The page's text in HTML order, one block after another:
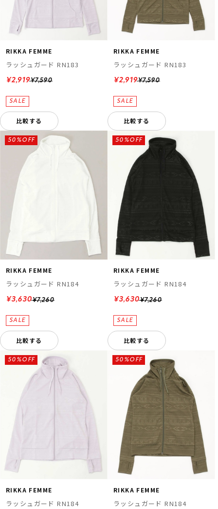
RIKKA FEMME
ラッシュガード RN183
¥7,590
¥2,919
比較する
RIKKA FEMME
ラッシュガード RN183
¥7,590
¥2,919
比較する
RIKKA FEMME
ラッシュガード RN184
¥7,260
50%OFF
¥3,630
比較する
RIKKA FEMME
ラッシュガード RN184
¥7,260
50%OFF
¥3,630
比較する
RIKKA FEMME
ラッシュガード RN184
50%OFF
RIKKA FEMME
ラッシュガード RN184
50%OFF